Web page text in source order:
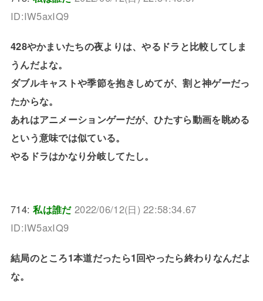
ID:IW5axIQ9
428やかまいたちの夜よりは、やるドラと比較してしま
うんだよな。
ダブルキャストや季節を抱きしめてが、割と神ゲーだっ
たからな。
あれはアニメーションゲーだが、ひたすら動画を眺める
という意味では似ている。
やるドラはかなり分岐してたし。
714:私は誰だ 2022/06/12(日) 22:58:34.67
ID:IW5axIQ9
結局のところ1本道だったら1回やったら終わりなんだよ
な。